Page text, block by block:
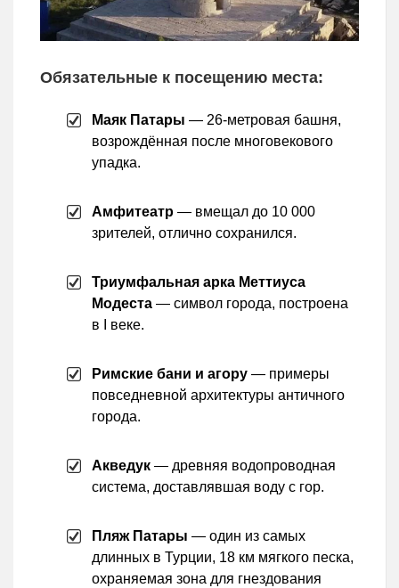
Обязательные к посещению места:
Маяк Патары — 26-метровая башня,
возрождённая после многовекового
упадка.
Амфитеатр — вмещал до 10 000
зрителей, отлично сохранился.
Триумфальная арка Меттиуса
Модеста — символ города, построена
в I веке.
Римские бани и агору — примеры
повседневной архитектуры античного
города.
Акведук — древняя водопроводная
система, доставлявшая воду с гор.
Пляж Патары — один из самых
длинных в Турции, 18 км мягкого песка,
охраняемая зона для гнездования